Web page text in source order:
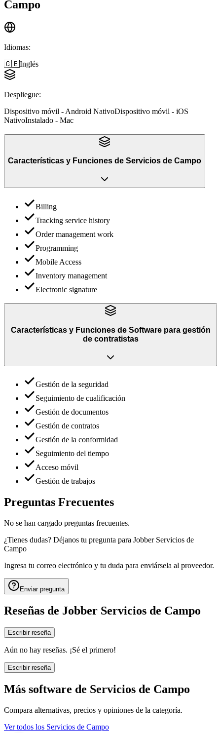
Campo
Idiomas:
🇬🇧Inglés
Despliegue:
Dispositivo móvil - Android NativoDispositivo móvil - iOS
NativoInstalado - Mac
Características y Funciones de Servicios de Campo
Billing
Tracking service history
Order management work
Programming
Mobile Access
Inventory management
Electronic signature
Características y Funciones de Software para gestión
de contratistas
Gestión de la seguridad
Seguimiento de cualificación
Gestión de documentos
Gestión de contratos
Gestión de la conformidad
Seguimiento del tiempo
Acceso móvil
Gestión de trabajos
Preguntas Frecuentes
No se han cargado preguntas frecuentes.
¿Tienes dudas? Déjanos tu pregunta para Jobber Servicios de
Campo
Ingresa tu correo electrónico y tu duda para enviársela al proveedor.
Enviar pregunta
Reseñas de Jobber Servicios de Campo
Escribir reseña
Aún no hay reseñas. ¡Sé el primero!
Escribir reseña
Más software de Servicios de Campo
Compara alternativas, precios y opiniones de la categoría.
Ver todos los Servicios de Campo